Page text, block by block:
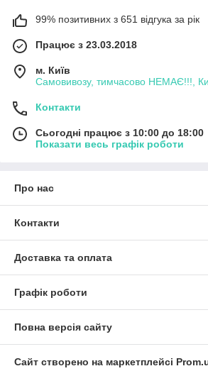
99% позитивних з 651 відгука за рік
Працює з 23.03.2018
м. Київ
Самовивозу, тимчасово НЕМАЄ!!!,
Контакти
Сьогодні працює з 10:00 до 18:00
Показати весь графік роботи
Про нас
Контакти
Доставка та оплата
Графік роботи
Повна версія сайту
Сайт створено на маркетплейсі